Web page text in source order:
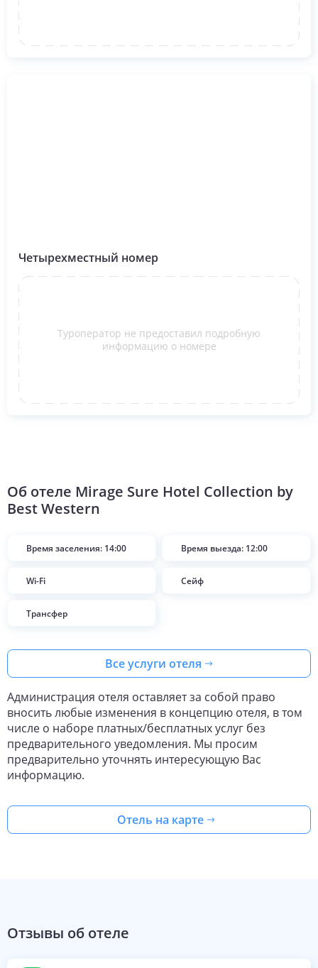
Четырехместный номер
Туроператор не предоставил подробную
информацию о номере
Об отеле Mirage Sure Hotel Collection by
Best Western
Время заселения: 14:00 Время выезда: 12:00
Wi-Fi Сейф
Трансфер
Все услуги отеля
Администрация отеля оставляет за собой право
вносить любые изменения в концепцию отеля, в том
числе о наборе платных/бесплатных услуг без
предварительного уведомления. Мы просим
предварительно уточнять интересующую Вас
информацию.
Отель на карте
Отзывы об отеле